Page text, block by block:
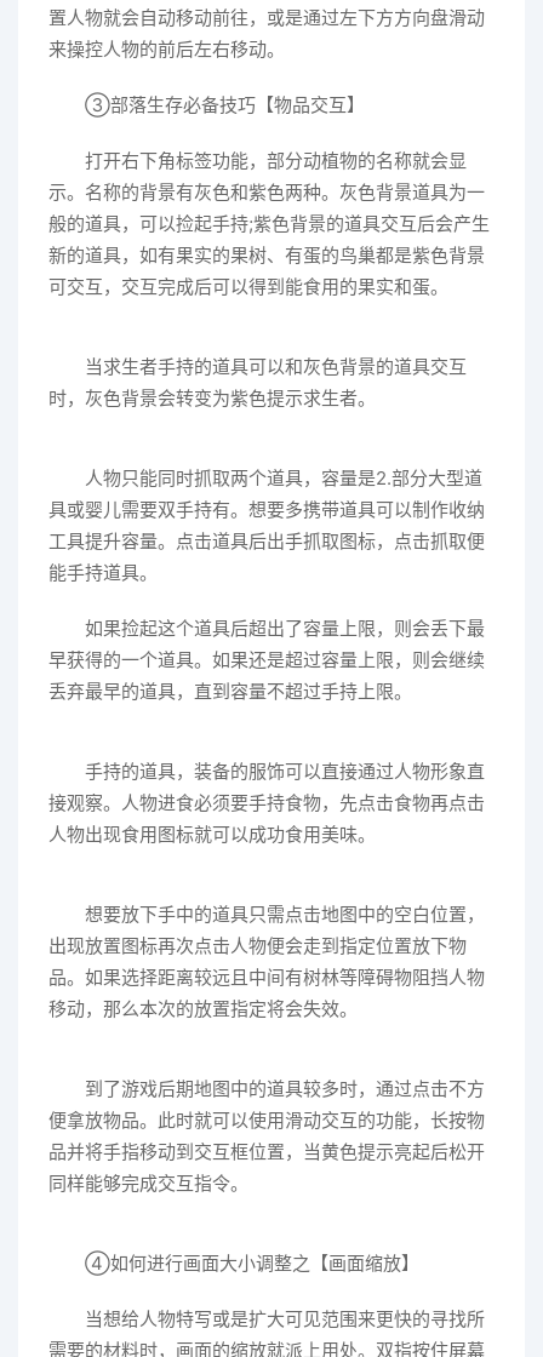
置人物就会自动移动前往，或是通过左下方方向盘滑动
来操控人物的前后左右移动。
③部落生存必备技巧【物品交互】
打开右下角标签功能，部分动植物的名称就会显
示。名称的背景有灰色和紫色两种。灰色背景道具为一
般的道具，可以捡起手持;紫色背景的道具交互后会产生
新的道具，如有果实的果树、有蛋的鸟巢都是紫色背景
可交互，交互完成后可以得到能食用的果实和蛋。
当求生者手持的道具可以和灰色背景的道具交互
时，灰色背景会转变为紫色提示求生者。
人物只能同时抓取两个道具，容量是2.部分大型道
具或婴儿需要双手持有。想要多携带道具可以制作收纳
工具提升容量。点击道具后出手抓取图标，点击抓取便
能手持道具。
如果捡起这个道具后超出了容量上限，则会丢下最
早获得的一个道具。如果还是超过容量上限，则会继续
丢弃最早的道具，直到容量不超过手持上限。
手持的道具，装备的服饰可以直接通过人物形象直
接观察。人物进食必须要手持食物，先点击食物再点击
人物出现食用图标就可以成功食用美味。
想要放下手中的道具只需点击地图中的空白位置，
出现放置图标再次点击人物便会走到指定位置放下物
品。如果选择距离较远且中间有树林等障碍物阻挡人物
移动，那么本次的放置指定将会失效。
到了游戏后期地图中的道具较多时，通过点击不方
便拿放物品。此时就可以使用滑动交互的功能，长按物
品并将手指移动到交互框位置，当黄色提示亮起后松开
同样能够完成交互指令。
④如何进行画面大小调整之【画面缩放】
当想给人物特写或是扩大可见范围来更快的寻找所
需要的材料时，画面的缩放就派上用处。双指按住屏幕